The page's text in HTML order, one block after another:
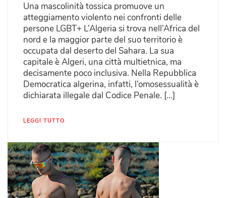
Una mascolinità tossica promuove un
atteggiamento violento nei confronti delle
persone LGBT+ L’Algeria si trova nell’Africa del
nord e la maggior parte del suo territorio è
occupata dal deserto del Sahara. La sua
capitale è Algeri, una città multietnica, ma
decisamente poco inclusiva. Nella Repubblica
Democratica algerina, infatti, l’omosessualità è
dichiarata illegale dal Codice Penale. […]
LEGGI TUTTO